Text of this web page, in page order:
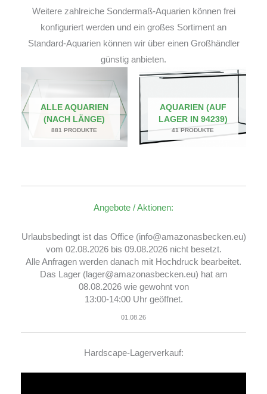
Weitere zahlreiche Sondermaß-Aquarien können frei
konfiguriert werden und ein großes Sortiment an
Standard-Aquarien können wir über einen Großhändler
günstig anbieten.
ALLE AQUARIEN
(NACH LÄNGE)
881 PRODUKTE
AQUARIEN (AUF
LAGER IN 94239)
41 PRODUKTE
Angebote / Aktionen:
Urlaubsbedingt ist das Office (info@amazonasbecken.eu)
vom 02.08.2026 bis 09.08.2026 nicht besetzt.
Alle Anfragen werden danach mit Hochdruck bearbeitet.
Das Lager (lager@amazonasbecken.eu) hat am
08.08.2026 wie gewohnt von
13:00-14:00 Uhr geöffnet.
01.08.26
Hardscape-Lagerverkauf: